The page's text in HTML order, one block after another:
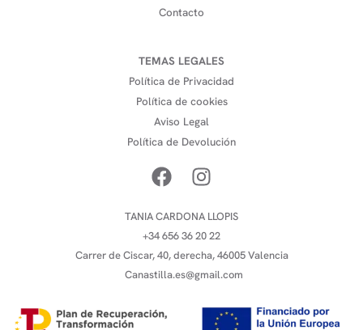
Contacto
TEMAS LEGALES
Política de Privacidad
Política de cookies
Aviso Legal
Política de Devolución
TANIA CARDONA LLOPIS
+34 656 36 20 22
Carrer de Ciscar, 40, derecha, 46005 Valencia
Canastilla.es@gmail.com